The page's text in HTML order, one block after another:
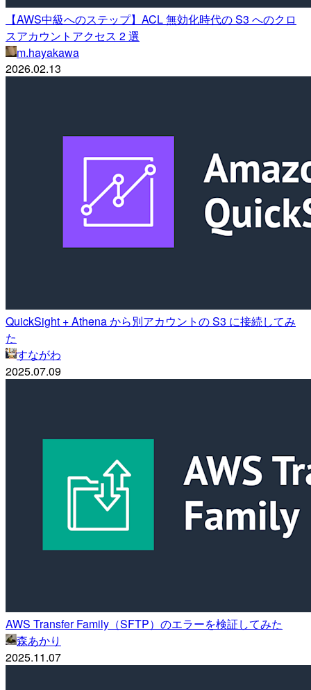
【AWS中級へのステップ】ACL 無効化時代の S3 へのクロ
スアカウントアクセス 2 選
m.hayakawa
2026.02.13
QuickSight + Athena から別アカウントの S3 に接続してみ
た
すながわ
2025.07.09
AWS Transfer Family（SFTP）のエラーを検証してみた
森あかり
2025.11.07